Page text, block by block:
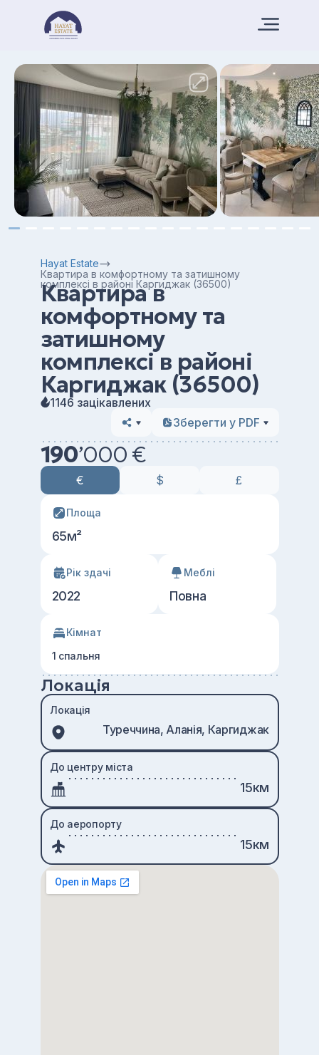
Hayat Estate
Квартира в комфортному та затишному
комплексі в районі Каргиджак (36500)
Квартира в
комфортному та
затишному
комплексі в районі
Каргиджак (36500)
1146 зацікавлених
Зберегти у PDF
190’000 €
€ $ £
Площа
65м²
Рік здачі
2022
Меблі
Повна
Кімнат
1 спальня
Локація
Локація
Туреччина, Аланія, Каргиджак
До центру міста
15км
До аеропорту
15км